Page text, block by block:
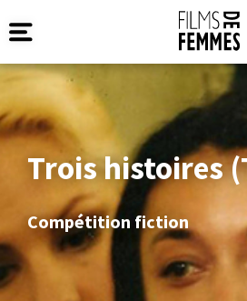
Trois histoires
Compétition fiction